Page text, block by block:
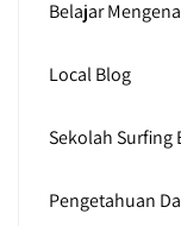
Belajar
Local Blog
Sekolah Surfing
Pengetahuan